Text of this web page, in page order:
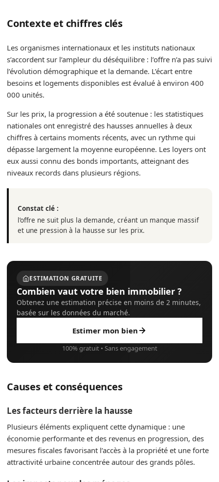
Contexte et chiffres clés
Les organismes internationaux et les instituts nationaux
s’accordent sur l’ampleur du déséquilibre : l’offre n’a pas suivi
l’évolution démographique et la demande. L’écart entre
besoins et logements disponibles est évalué à environ 400
000 unités.
Sur les prix, la progression a été soutenue : les statistiques
nationales ont enregistré des hausses annuelles à deux
chiffres à certains moments récents, avec un rythme qui
dépasse largement la moyenne européenne. Les loyers ont
eux aussi connu des bonds importants, atteignant des
niveaux records dans plusieurs régions.
Constat clé :
l’offre ne suit plus la demande, créant un manque massif
et une pression à la hausse sur les prix.
ESTIMATION GRATUITE
Combien vaut votre bien immobilier ?
Obtenez une estimation précise en moins de 2 minutes,
basée sur les données du marché.
Estimer mon bien
100% gratuit • Sans engagement
Causes et conséquences
Les facteurs derrière la hausse
Plusieurs éléments expliquent cette dynamique : une
économie performante et des revenus en progression, des
mesures fiscales favorisant l’accès à la propriété et une forte
attractivité urbaine concentrée autour des grands pôles.